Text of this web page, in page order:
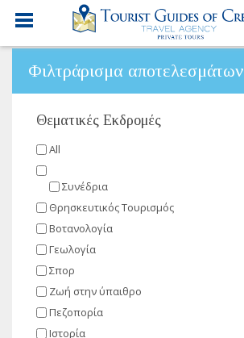
Φιλτράρισμα αποτελεσμάτων
Θεματικές Εκδρομές
All
Συνέδρια
Θρησκευτικός Τουρισμός
Βοτανολογία
Γεωλογία
Σπορ
Ζωή στην ύπαιθρο
Πεζοπορία
Ιστορία